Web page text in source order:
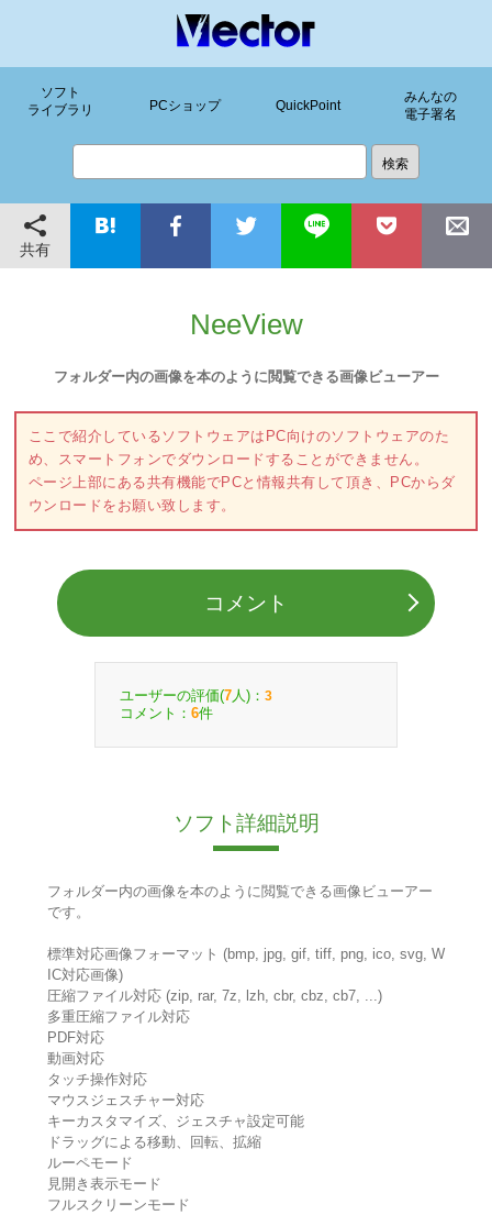
ソフト
ライブラリ
PCショップ QuickPoint
みんなの
電子署名
共有
NeeView
フォルダー内の画像を本のように閲覧できる画像ビューアー
ここで紹介しているソフトウェアはPC向けのソフトウェアのた
め、スマートフォンでダウンロードすることができません。
ページ上部にある共有機能でPCと情報共有して頂き、PCからダ
ウンロードをお願い致します。
コメント
ユーザーの評価(7 人)： 3
コメント： 6件
ソフト詳細説明
フォルダー内の画像を本のように閲覧できる画像ビューアー
です。
標準対応画像フォーマット (bmp, jpg, gif, tiff, png, ico, svg, W
IC対応画像)
圧縮ファイル対応 (zip, rar, 7z, lzh, cbr, cbz, cb7, ...)
多重圧縮ファイル対応
PDF対応
動画対応
タッチ操作対応
マウスジェスチャー対応
キーカスタマイズ、ジェスチャ設定可能
ドラッグによる移動、回転、拡縮
ルーペモード
見開き表示モード
フルスクリーンモード